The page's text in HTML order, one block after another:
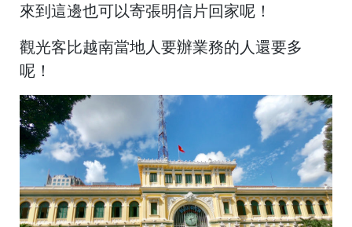
來到這邊也可以寄張明信片回家呢！
觀光客比越南當地人要辦業務的人還要多
呢！